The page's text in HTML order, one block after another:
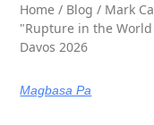
Home / Blog / Mark
"Rupture in the
Davos 2026
Magbasa Pa